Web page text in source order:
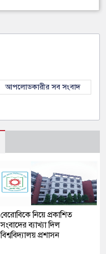
আপলোডকারীর সব সংবাদ
বেরোবিকে নিয়ে প্রকাশিত
সংবাদের ব্যাখ্যা দিল
বিশ্ববিদ্যালয় প্রশাসন